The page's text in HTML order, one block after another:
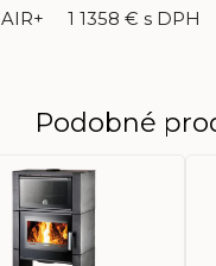
1 1358 € s DPH
Podobné